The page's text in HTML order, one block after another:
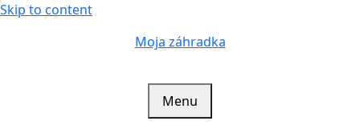
Skip to content
Moja záhradka
Menu